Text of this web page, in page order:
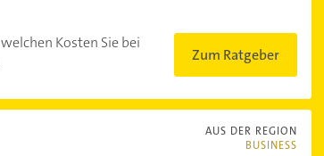
Kosten Sie bei
Zum Ratgeber
AUS DER REGION
BUSINESS